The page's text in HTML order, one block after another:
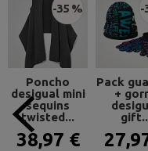
-35 %
Poncho
desigual mini
sequins
twisted...
38,97 €
-
Pack
+